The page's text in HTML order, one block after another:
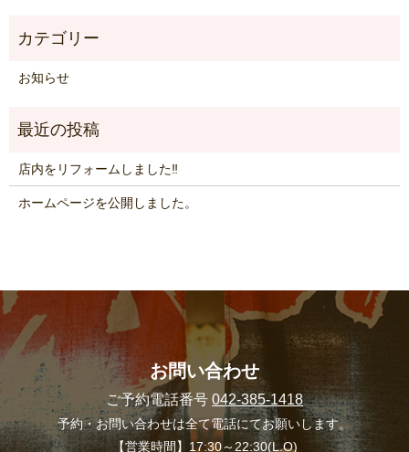
お知らせ
店内をリフォームしました‼
ホームページを公開しました。
お問い合わせ
ご予約電話番号 042-385-1418
予約・お問い合わせは全て電話にてお願いします。
【営業時間】17:30～22:30(L.O)